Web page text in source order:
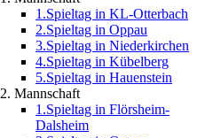
1.Spieltag in KL-Otterbach
2.Spieltag in Oppau
3.Spieltag in Niederkirchen
4.Spieltag in Kübelberg
5.Spieltag in Hauenstein
2. Mannschaft
1.Spieltag in Flörsheim-
Dalsheim